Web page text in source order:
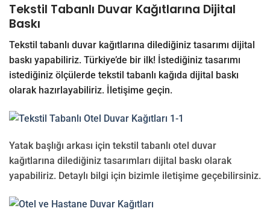
Tekstil Tabanlı Duvar Kağıtlarına Dijital
Baskı
Tekstil tabanlı duvar kağıtlarına dilediğiniz tasarımı dijital
baskı yapabiliriz. Türkiye’de bir ilk! İstediğiniz tasarımı
istediğiniz ölçülerde tekstil tabanlı kağıda dijital baskı
olarak hazırlayabiliriz. İletişime geçin.
Yatak başlığı arkası için tekstil tabanlı otel duvar
kağıtlarına dilediğiniz tasarımları dijital baskı olarak
yapabiliriz. Detaylı bilgi için bizimle iletişime geçebilirsiniz.